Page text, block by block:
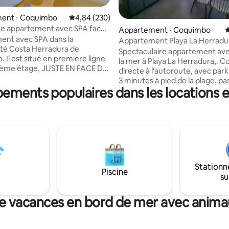
base de 209 commentaires : 4,98 sur 5
⋅ Coquimbo Évaluation moyenne sur la base de 230
4,84 (230)
appartement avec SPA face
avec SPA dans la
Costa Herradura de
Il est situé en première ligne
étage, JUSTE EN FACE DE
besoin pour vous donner
de repos bien mérités. Il
étoiles, sur réservation, Il
d'une belle piscine,
du mardi au dimanche et
direct à la plage.
Appartement ⋅ Coquimbo
Appartement Playa La
Spectaculaire appartement
la mer à Playa La Herradura,.
directe à l'autoroute, avec
3 minutes à pied de la plage,
sécurisé (pont piétonnier). À quelques
pas des restaurants,
salle de sport et aux quinchos à
de l'enceinte. *Il y a actuellement une
construction à côté avec du
pendant les heures de travail*
populaires dans les locations
Piscine
vacances en bord de mer avec